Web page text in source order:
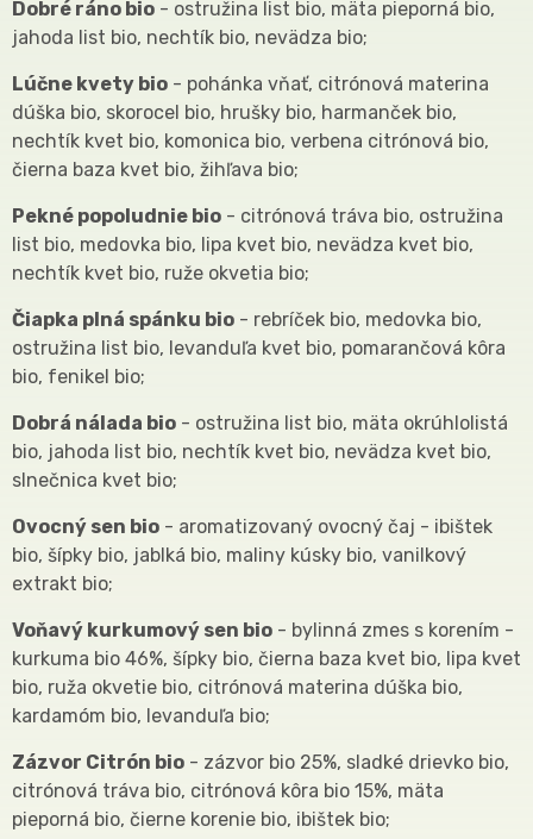
Dobré ráno bio - ostružina list bio, mäta pieporná bio,
jahoda list bio, nechtík bio, nevädza bio;
Lúčne kvety bio - pohánka vňať, citrónová materina
dúška bio, skorocel bio, hrušky bio, harmanček bio,
nechtík kvet bio, komonica bio, verbena citrónová bio,
čierna baza kvet bio, žihľava bio;
Pekné popoludnie bio - citrónová tráva bio, ostružina
list bio, medovka bio, lipa kvet bio, nevädza kvet bio,
nechtík kvet bio, ruže okvetia bio;
Čiapka plná spánku bio - rebríček bio, medovka bio,
ostružina list bio, levanduľa kvet bio, pomarančová kôra
bio, fenikel bio;
Dobrá nálada bio - ostružina list bio, mäta okrúhlolistá
bio, jahoda list bio, nechtík kvet bio, nevädza kvet bio,
slnečnica kvet bio;
Ovocný sen bio - aromatizovaný ovocný čaj - ibištek
bio, šípky bio, jablká bio, maliny kúsky bio, vanilkový
extrakt bio;
Voňavý kurkumový sen bio - bylinná zmes s korením -
kurkuma bio 46%, šípky bio, čierna baza kvet bio, lipa kvet
bio, ruža okvetie bio, citrónová materina dúška bio,
kardamóm bio, levanduľa bio;
Zázvor Citrón bio - zázvor bio 25%, sladké drievko bio,
citrónová tráva bio, citrónová kôra bio 15%, mäta
pieporná bio, čierne korenie bio, ibištek bio;